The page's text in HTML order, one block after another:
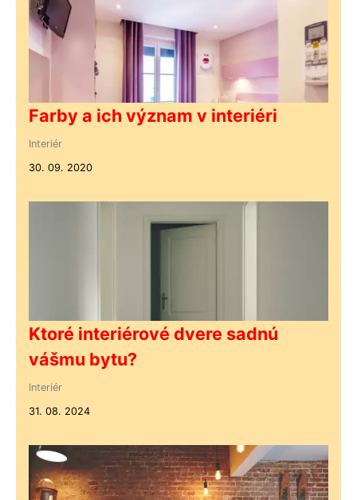
Farby a ich význam v interiéri
Interiér
30. 09. 2020
Ktoré interiérové dvere sadnú
vášmu bytu?
Interiér
31. 08. 2024